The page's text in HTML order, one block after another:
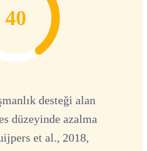
40
desteği alan
düzeyinde azalma
et al., 2018,